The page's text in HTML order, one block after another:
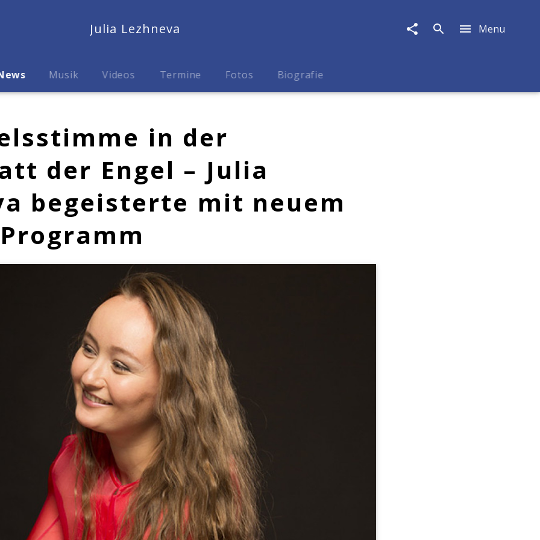
Julia Lezhneva Menu
Musik Videos Termine Fotos Biografie
in der
der Engel – Julia
begeisterte mit neuem